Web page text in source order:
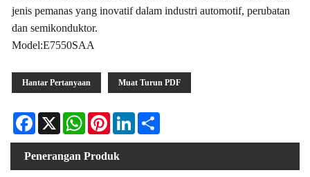
jenis pemanas yang inovatif dalam industri automotif, perubatan
dan semikonduktor.
Model:E7550SAA
Hantar Pertanyaan Muat Turun PDF
Facebook
X WhatsAppPinterestLinkedIn
Penerangan Produk